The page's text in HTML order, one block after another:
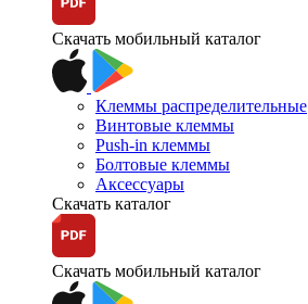
Скачать мобильный каталог
Клеммы распределительные
Винтовые клеммы
Push-in клеммы
Болтовые клеммы
Аксессуары
Скачать каталог
Скачать мобильный каталог